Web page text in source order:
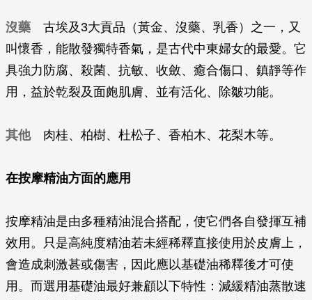
沒藥 古埃及3大貢品（黃金、沒藥、乳香）之一，又
叫懷香，能散發獨特香氣，是古代中東婦女的最愛。它
具強力防腐、殺菌、抗敏、收斂、癒合傷口、鎮靜等作
用，益於乾裂及面皰肌膚、並有活化、除皺功能。
其他肉桂、柏樹、杜松子、香柏木、花梨木等。
在按摩精油方面的應用
按摩精油是由多種精油混合搭配，使它們各自發揮互補
效用。只是高純度精油若未經稀釋直接使用於皮膚上，
會造成刺激甚或傷害，因此應以基礎油稀釋後才可使
用。而選用基礎油最好兼顧以下特性：減緩精油蒸散速